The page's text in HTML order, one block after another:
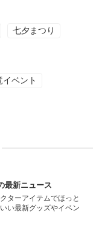
七夕まつり
イベント
最新ニュース
ターアイテムでほっと
い最新グッズやイベン